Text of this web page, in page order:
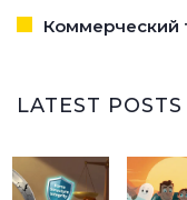
Коммерческий
LATEST POSTS